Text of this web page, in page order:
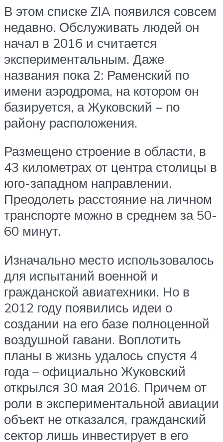
В этом списке ZIA появился совсем
недавно. Обслуживать людей он
начал в 2016 и считается
экспериментальным. Даже
названия пока 2: Раменский по
имени аэродрома, на котором он
базируется, а Жуковский – по
району расположения.
Размещено строение в области, в
43 километрах от центра столицы в
юго-западном направлении.
Преодолеть расстояние на личном
транспорте можно в среднем за 50-
60 минут.
Изначально место использовалось
для испытаний военной и
гражданской авиатехники. Но в
2012 году появились идеи о
создании на его базе полноценной
воздушной гавани. Воплотить
планы в жизнь удалось спустя 4
года – официально Жуковский
открылся 30 мая 2016. Причем от
роли в экспериментальной авиации
объект не отказался, гражданский
сектор лишь инвестирует в его